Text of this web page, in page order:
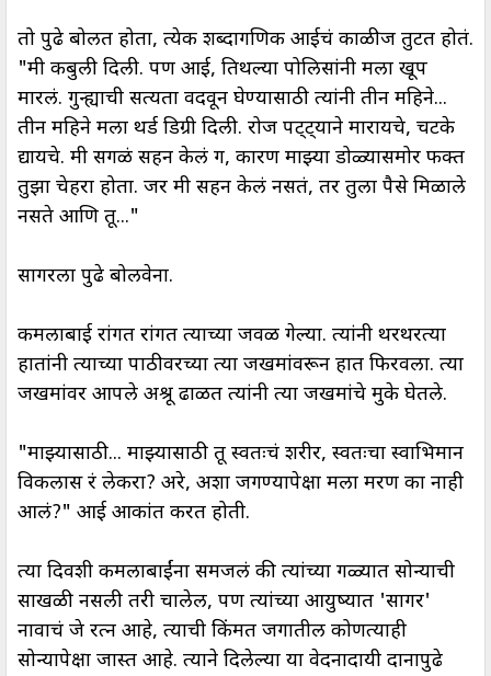
तो पुढे बोलत होता, प्रत्येक शब्दागणिक आईचं काळीज तुटत होतं.
"मी कबुली दिली. पण आई, तिथल्या पोलिसांनी मला खूप
मारलं. गुन्ह्याची सत्यता वदवून घेण्यासाठी त्यांनी तीन महिने...
तीन महिने मला थर्ड डिग्री दिली. रोज पट्ट्याने मारायचे, चटके
द्यायचे. मी सगळं सहन केलं ग, कारण माझ्या डोळ्यासमोर फक्त
तुझा चेहरा होता. जर मी सहन केलं नसतं, तर तुला पैसे मिळाले
नसते आणि तू..."
सागरला पुढे बोलवेना.
कमलाबाई रांगत रांगत त्याच्या जवळ गेल्या. त्यांनी थरथरत्या
हातांनी त्याच्या पाठीवरच्या त्या जखमांवरून हात फिरवला. त्या
जखमांवर आपले अश्रू ढाळत त्यांनी त्या जखमांचे मुके घेतले.
"माझ्यासाठी... माझ्यासाठी तू स्वतःचं शरीर, स्वतःचा स्वाभिमान
विकलास रं लेकरा? अरे, अशा जगण्यापेक्षा मला मरण का नाही
आलं?" आई आकांत करत होती.
त्या दिवशी कमलाबाईंना समजलं की त्यांच्या गळ्यात सोन्याची
साखळी नसली तरी चालेल, पण त्यांच्या आयुष्यात 'सागर'
नावाचं जे रत्न आहे, त्याची किंमत जगातील कोणत्याही
सोन्यापेक्षा जास्त आहे. त्याने दिलेल्या या वेदनादायी दानापुढे